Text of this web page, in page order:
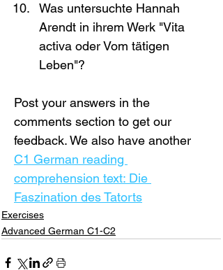
Was untersuchte Hannah
Arendt in ihrem Werk "Vita
activa oder Vom tätigen
Leben"?
Post your answers in the
comments section to get our
feedback. We also have another
C1 German reading
comprehension text: Die
Faszination des Tatorts
Exercises
Advanced German C1-C2